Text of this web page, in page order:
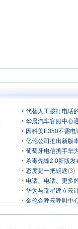
代替人工拨打电话
华晨汽车客服中心
因科美E350不需
亿伦公司推出新版
葡萄牙电信携手华
杀毒先锋2.0新版发
态度是一把钥匙(3)
电话、电话、更多
华为与瑞星建立云
金伦企呼云呼叫中